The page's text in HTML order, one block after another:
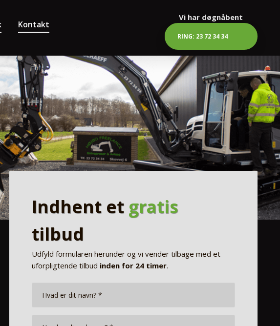
Kontakt
Vi har døgnåben​t
RING: 23 72 34 34
Indhent et gratis
tilbud
Udfyld formularen herunder og vi vender tilbage med et
uforpligtende tilbud inden for 24 timer.